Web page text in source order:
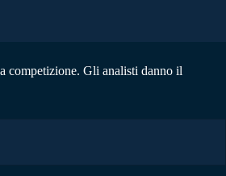
competizione. Gli analisti danno il